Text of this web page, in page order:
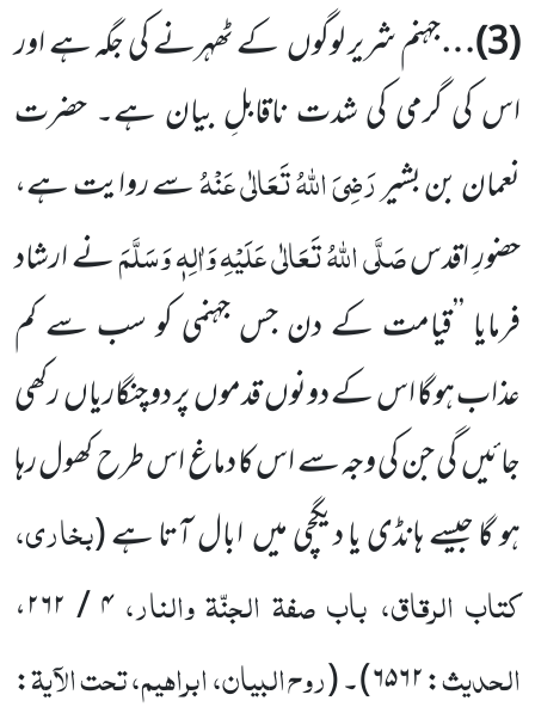
(
3
)…جہنم شریر لوگوںکے ٹھہرنے کی جگہ ہے اور
اس کی گرمی کی شدت ناقابلِ بیان ہے۔ حضرت
نعمان بن بشیررَضِیَ اللّٰہُ تَعَالٰی عَنْہُسے روایت ہے،
حضورِ اقدسصَلَّی اللّٰہُ تَعَالٰی عَلَیْہِ وَاٰلِہٖ وَسَلَّمَنے ارشاد
فرمایا ’’قیامت کے دن جس جہنمی کو سب سے کم
عذاب ہوگا اس کے دونوںقدموںپر دو چنگاریاںرکھی
جائیںگی جن کی وجہ سے اس کا دماغ اس طرح کھول رہا
ہو گا جیسے ہانڈی یا دیگچی میںابال آتا ہے(بخاری،
کتاب الرقاق، باب صفۃ الجنّۃ والنار، ۴ / ۲۶۲ ،
الحدیث:۶۵۶۲)۔(روح البیان، ابراہیم، تحت الآیۃ: